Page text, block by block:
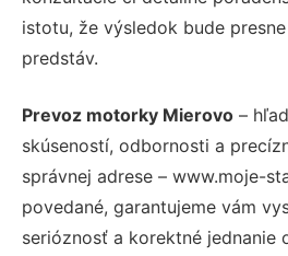
istotu, že výsledok bude
predstáv.
Prevoz motorky Mierovo –
skúseností, odbornosti a
správnej adrese – www.moje-
povedané, garantujeme vám
serióznosť a korektné jednanie